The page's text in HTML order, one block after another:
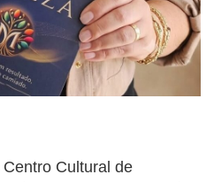
Cultural de